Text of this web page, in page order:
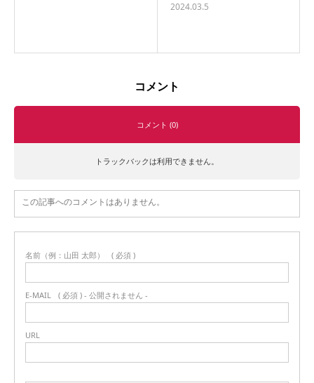
2024.03.5
コメント
コメント (0)
トラックバックは利用できません。
この記事へのコメントはありません。
名前（例：山田 太郎） ( 必須 )
E-MAIL ( 必須 ) - 公開されません -
URL